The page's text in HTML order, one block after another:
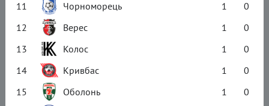
11
Чорноморець 1
0
12
Верес 1
0
13
Колос 1
0
14
Кривбас 1
0
15
Оболонь 1
0